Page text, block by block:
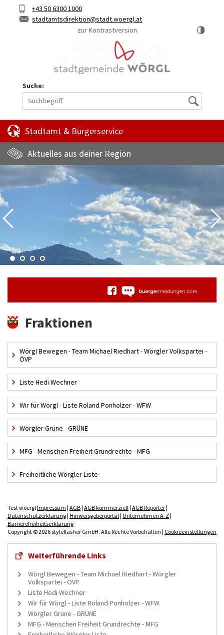
Hauptinhalt
KurztasteTelefon+43 50 6300 1000
E-
stadtamtsdirektion
stadt.woergl.at
zur Kontrastversion
Suche:
Suche
Stadtamt & Bürgerservice
Aktuelles aus deiner Region
Fraktionen
Wörgl Bewegen - Team Michael Riedhart - Wörgler Volkspartei -
ÖVP
Liste Hedi Wechner
Wir für Wörgl - Liste Roland Ponholzer - WFW
Wörgler Grüne - GRÜNE
MFG - Menschen Freiheit Grundrechte - MFG
Freiheitliche Wörgler Liste
Test woergl Impressum | AGB| AGB kommerziell | AGB Reporter|
Datenschutzerklärung| Hinweisgeberportal | Unternehmen A-Z|
Barrierefreiheitserklärung
Copyright © 2026 styleflasher GmbH. Alle Rechte Vorbehalten | Cookieeinstellungen
Weiterführende Links
Wörgl Bewegen - Team Michael Riedhart - Wörgler
Volkspartei - ÖVP
Liste Hedi Wechner
Wir für Wörgl - Liste Roland Ponholzer - WFW
Wörgler Grüne - GRÜNE
MFG - Menschen Freiheit Grundrechte - MFG